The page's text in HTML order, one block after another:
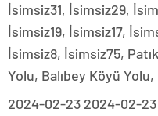
İsimsiz31, İsimsiz29,
İsimsiz19, İsimsiz17,
İsimsiz8, İsimsiz75,
Yolu, Balıbey Köyü
2024-02-23 2024-02-